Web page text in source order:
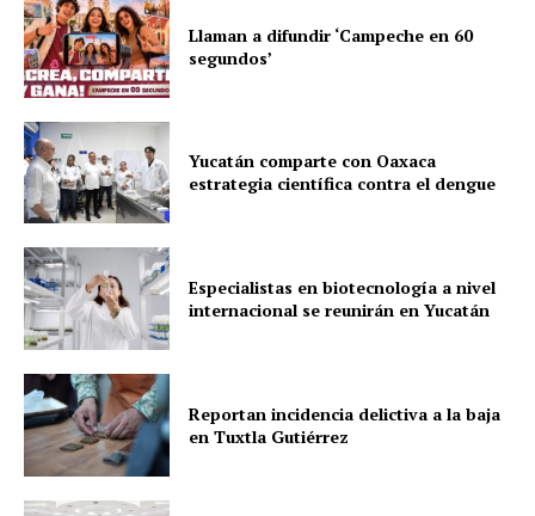
Llaman a difundir ‘Campeche en 60
segundos’
Yucatán comparte con Oaxaca
estrategia científica contra el dengue
Especialistas en biotecnología a nivel
internacional se reunirán en Yucatán
Reportan incidencia delictiva a la baja
en Tuxtla Gutiérrez